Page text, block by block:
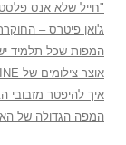
"חייל שלא אנס
ג'ואן פיטרס –
המפות שכל תלמיד
אוצר צילומים של PALESTINE הריקה
איך להיפטר מזבובי
המפה הגדולה של